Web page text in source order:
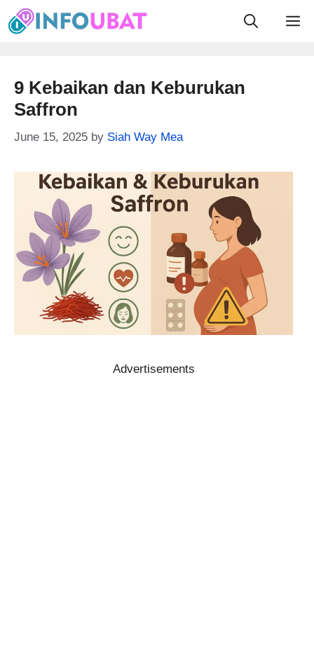
Skip
to
9 Kebaikan dan Keburukan
Saffron
June 15, 2025 by Siah Way Mea
Advertisements